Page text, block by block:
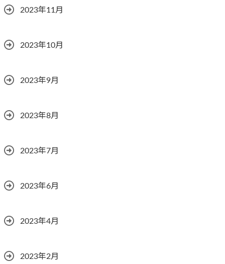
2023年11月
2023年10月
2023年9月
2023年8月
2023年7月
2023年6月
2023年4月
2023年2月